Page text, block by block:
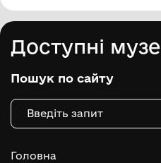
Доступні
Пошук по сайту
Головна